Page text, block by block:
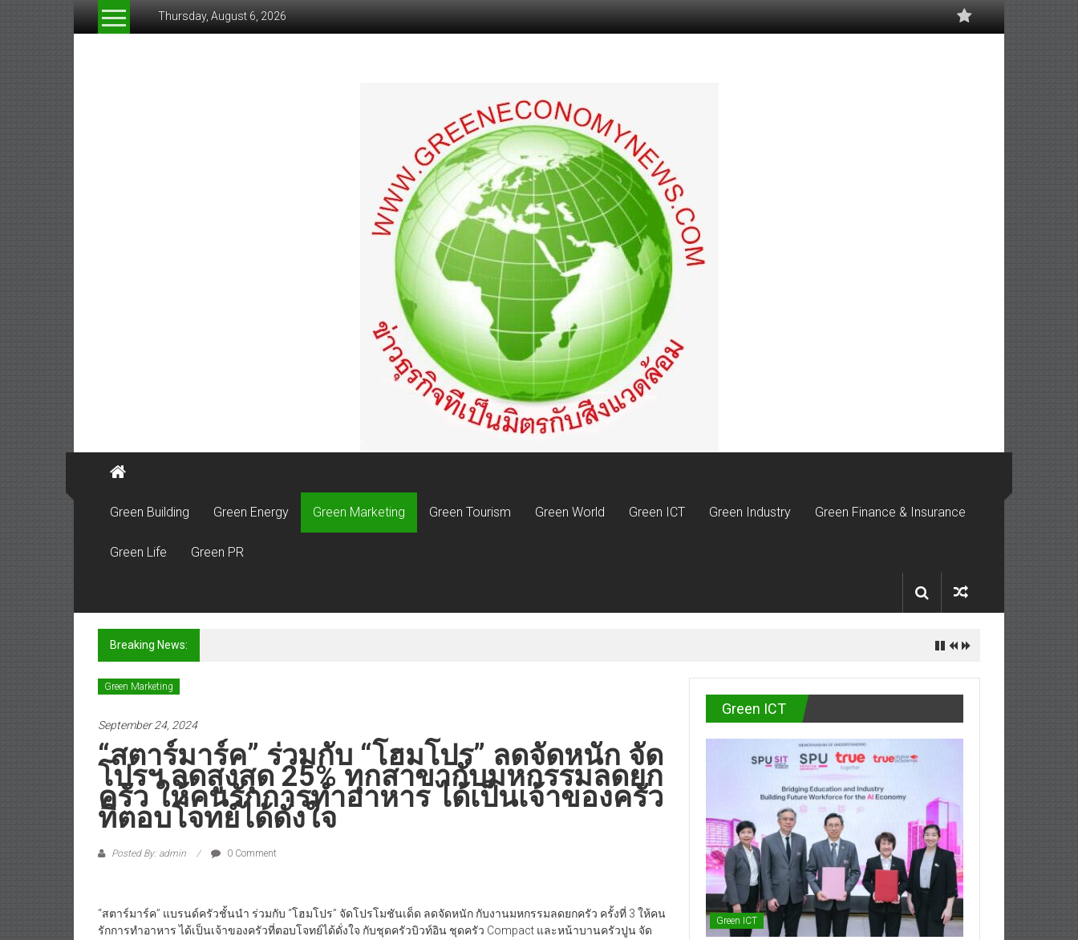
Thursday, August 6, 2026
Green Building Green Energy Green Marketing Green Tourism Green World Green ICT Green Industry Green Finance & Insurance
Green Life Green PR
Breaking News:
Green Marketing
September 24, 2024
“สตาร์มาร์ค” ร่วมกับ “โฮมโปร” ลดจัดหนัก จัด
โปรฯ ลดสูงสุด 25% ทุกสาขากับมหกรรมลดยก
ครัว ให้คนรักการทำอาหาร ได้เป็นเจ้าของครัว
ที่ตอบโจทย์ได้ดั่งใจ
Posted By: admin 0 Comment
“สตาร์มาร์ค” แบรนด์ครัวชั้นนำ ร่วมกับ “โฮมโปร” จัดโปรโมชันเด็ด ลดจัดหนัก กับงานมหกรรมลดยกครัว ครั้งที่ 3 ให้คน
รักการทำอาหาร ได้เป็นเจ้าของครัวที่ตอบโจทย์ได้ดั่งใจ กับชุดครัวบิวท์อิน ชุดครัว Compact และหน้าบานครัวปูน จัด
Green ICT
Green ICT